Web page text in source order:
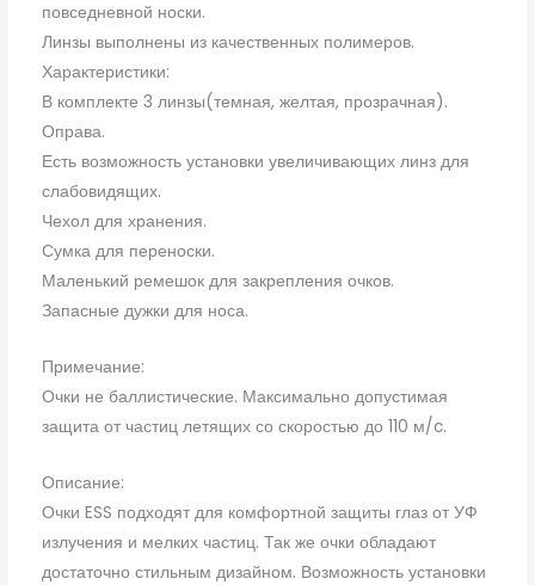
повседневной носки.
Линзы выполнены из качественных полимеров.
Характеристики:
В комплекте 3 линзы(темная, желтая, прозрачная).
Оправа.
Есть возможность установки увеличивающих линз для
слабовидящих.
Чехол для хранения.
Сумка для переноски.
Маленький ремешок для закрепления очков.
Запасные дужки для носа.
Примечание:
Очки не баллистические. Максимально допустимая
защита от частиц летящих со скоростью до 110 м/c.
Описание:
Очки ESS подходят для комфортной защиты глаз от УФ
излучения и мелких частиц. Так же очки обладают
достаточно стильным дизайном. Возможность установки